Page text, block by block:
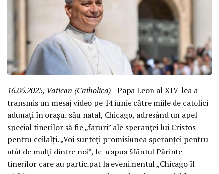
16.06.2025, Vatican (Catholica)- Papa Leon al XIV-lea a
transmis un mesaj video pe 14 iunie către miile de catolici
adunați în orașul său natal, Chicago, adresând un apel
special tinerilor să fie „faruri” ale speranței lui Cristos
pentru ceilalți. „Voi sunteți promisiunea speranței pentru
atât de mulți dintre noi”, le-a spus Sfântul Părinte
tinerilor care au participat la evenimentul „Chicago îl